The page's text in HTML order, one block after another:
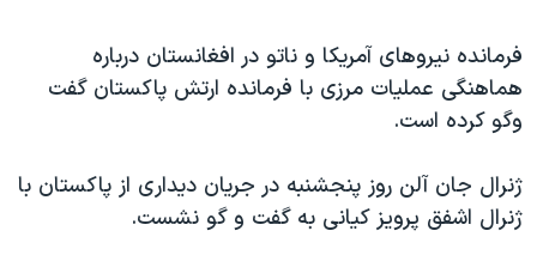
آرشیو پخش زنده
مجموعه مستندهای دادخواهی
تریبونال مردمی آبان ۹۸
چهل سال گروگان‌گیری
قانون شفافیت دارائی کادر رهبری ایران
فرمانده نیروهای آمریکا و ناتو در افغانستان درباره
هماهنگی عملیات مرزی با فرمانده ارتش پاکستان گفت
وگو کرده است.
ژنرال جان آلن روز پنجشنبه در جریان دیداری از پاکستان با
ژنرال اشفق پرویز کیانی به گفت و گو نشست.